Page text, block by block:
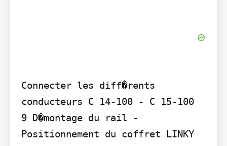
Connecter les diff�rents
conducteurs C 14-100 - C 15-100
9 D�montage du rail -
Positionnement du coffret LINKY